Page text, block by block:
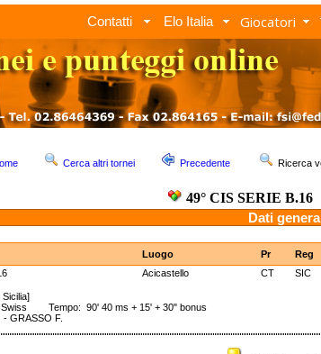
Contatti Elo Italia Giocatori
Cerca altri tornei Precedente Ricerca
49° CIS SERIE B.16
Dati
Luogo Pr Reg
Acicastello CT SIC
Sicilia]
Swiss Tempo: 90' 40 ms + 15' + 30" bonus
- GRASSO F.